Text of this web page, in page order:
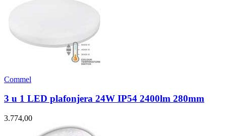
Commel
3 u 1 LED plafonjera 24W IP54 2400lm 280mm
3.774,00